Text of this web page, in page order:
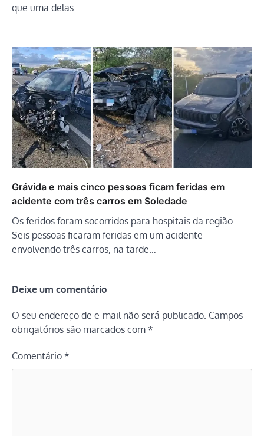
que uma delas…
Grávida e mais cinco pessoas ficam feridas em
acidente com três carros em Soledade
Os feridos foram socorridos para hospitais da região.
Seis pessoas ficaram feridas em um acidente
envolvendo três carros, na tarde…
Deixe um comentário
O seu endereço de e-mail não será publicado. Campos
obrigatórios são marcados com *
Comentário *